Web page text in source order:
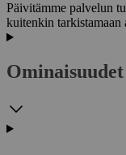
Päivitämme palvelun
kuitenkin tarkistamaan
Ominaisuudet